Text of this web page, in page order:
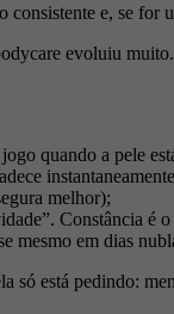
consistente e, se
evoluiu
quando a pele
melhor);
Constância é
mesmo em dias
só está pedindo: